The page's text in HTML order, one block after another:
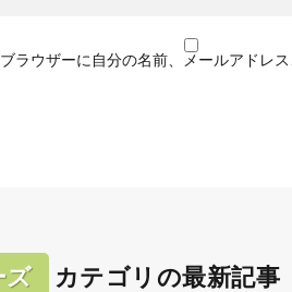
ラウザーに自分の名前、メールアドレス
ズ カテゴリの最新記事